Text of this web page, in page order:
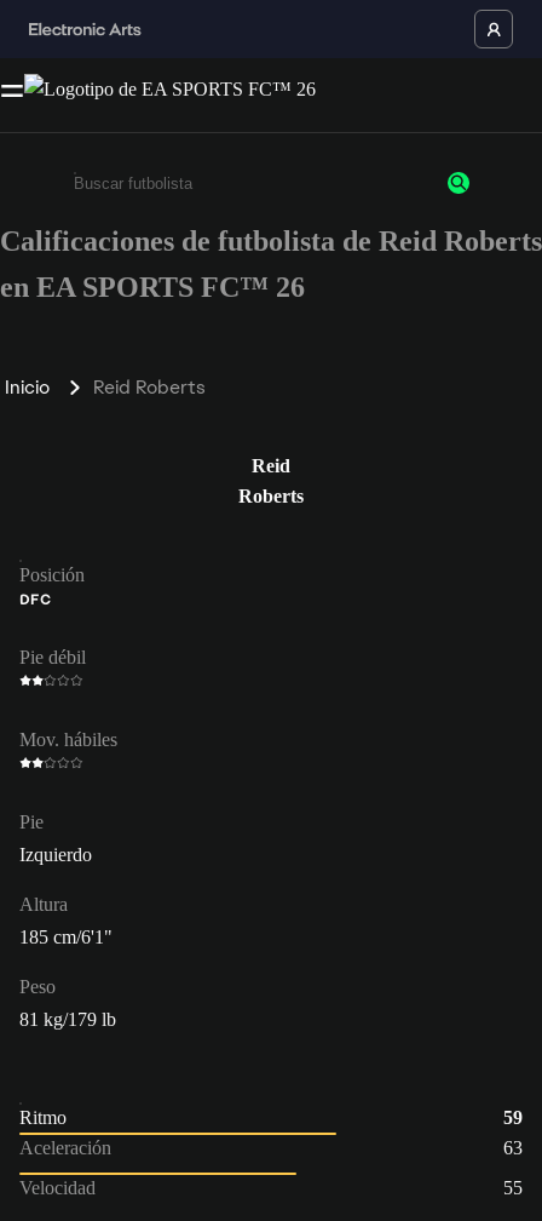
Ingresa un mínimo de 3 caracteres o números
Calificaciones de futbolista de Reid Roberts
en EA SPORTS FC™ 26
Inicio Reid Roberts
Reid
Roberts
Posición
DFC
Pie débil
Mov. hábiles
Pie
Izquierdo
Altura
185 cm/6'1"
Peso
81 kg/179 lb
Ritmo
59
Aceleración
63
Velocidad
55